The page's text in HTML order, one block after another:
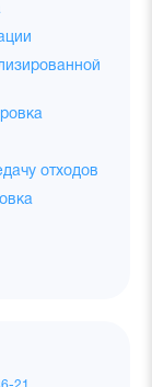
отходов